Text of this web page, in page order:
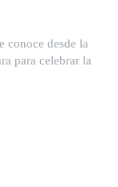
conoce desde la
para celebrar la